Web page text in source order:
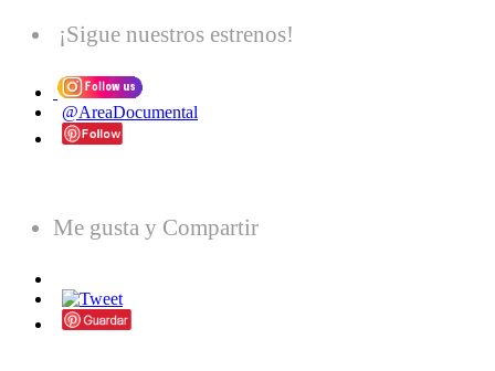
¡Sigue nuestros estrenos!
@AreaDocumental
Me gusta y Compartir